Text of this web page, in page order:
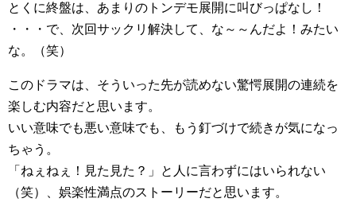
とくに終盤は、あまりのトンデモ展開に叫びっぱなし！
・・・で、次回サックリ解決して、な～～んだよ！みたい
な。（笑）
このドラマは、そういった先が読めない驚愕展開の連続を
楽しむ内容だと思います。
いい意味でも悪い意味でも、もう釘づけで続きが気になっ
ちゃう。
「ねぇねぇ！見た見た？」と人に言わずにはいられない
（笑）、娯楽性満点のストーリーだと思います。